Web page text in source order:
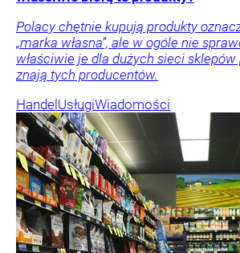
Polacy chętnie kupują produkty
„marka własna”, ale w ogóle nie
właściwie je dla dużych sieci
znają tych producentów.
HandelUsługiWiadomości